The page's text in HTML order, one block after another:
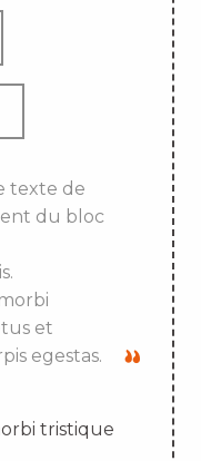
texte de
du bloc
et
egestas.
tristique